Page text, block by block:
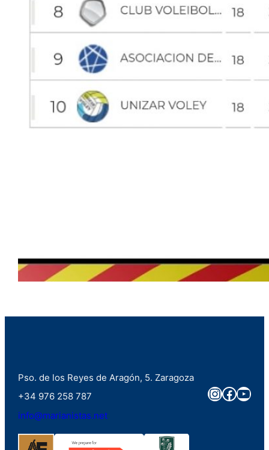
Pso. de los Reyes de Aragón, 5. Zaragoza
+34 976 258 787
info@marianistas.net